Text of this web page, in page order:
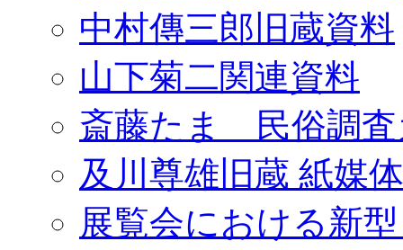
中村傳三郎旧蔵資料
山下菊二関連資料
斎藤たま 民俗調査
及川尊雄旧蔵 紙媒
展覧会における新